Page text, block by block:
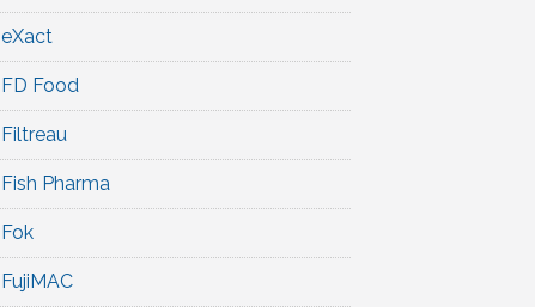
eXact
FD Food
Filtreau
Fish Pharma
Fok
FujiMAC